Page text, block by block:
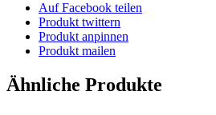
Auf Facebook teilen
Produkt twittern
Produkt anpinnen
Produkt mailen
Ähnliche Produkte